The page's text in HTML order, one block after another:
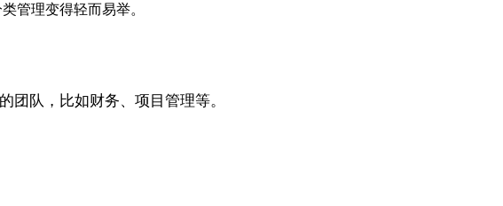
管理变得轻而易举。
团队，比如财务、项目管理等。